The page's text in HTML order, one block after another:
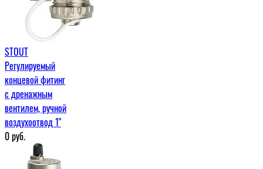
STOUT
Регулируемый
концевой фитинг
с дренажным
вентилем, ручной
воздухоотвод 1"
0руб.